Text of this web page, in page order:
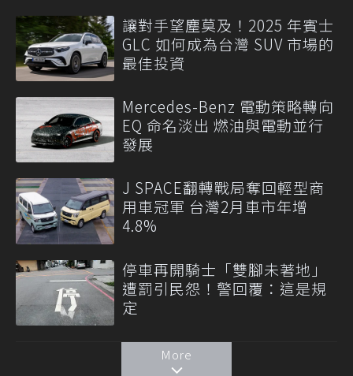
讓對手望塵莫及！2025 年賓士
GLC 如何成為台灣 SUV 市場的
最佳投資
Mercedes-Benz 電動策略轉向
EQ 命名淡出 燃油與電動並行
發展
J SPACE翻轉戰局奪回輕型商
用車冠軍 台灣2月車市年增
4.8%
停車再開騎士「雙腳未著地」
遭罰引民怨！警回覆：這是規
定
More